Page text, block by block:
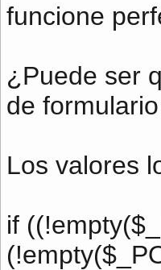
funcione
¿Puede ser
de
Los valores
if